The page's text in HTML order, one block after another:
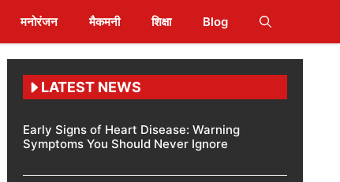
मनोरंजन मैकमनी शिक्षा Blog
LATEST NEWS
Early Signs of Heart Disease: Warning
Symptoms You Should Never Ignore